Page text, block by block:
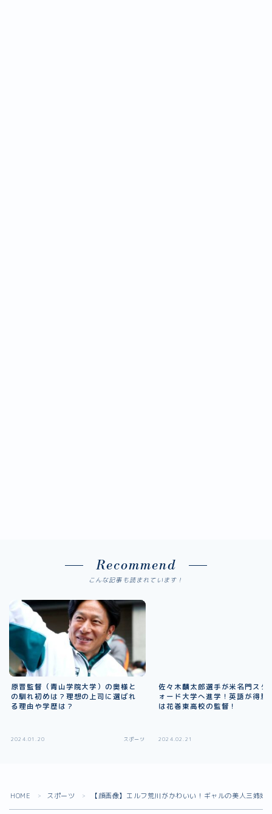
Recommend
こんな記事も読まれています！
原晋監督（青山学院大学）の奥様と
の馴れ初めは？理想の上司に選ばれ
る理由や学歴は？
2024.01.20 スポーツ
佐々木麟太郎選手が米名門スタ
ォード大学へ進学！英語が得意
は花巻東高校の監督！
2024.02.21
HOME ＞ スポーツ ＞ 【顔画像】エルフ荒川がかわいい！ギャルの美人三姉妹